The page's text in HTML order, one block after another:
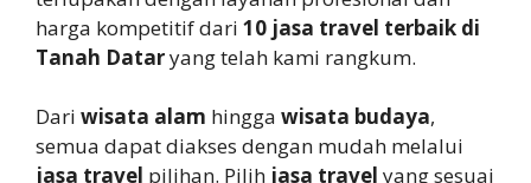
harga kompetitif dari 10 jasa travel terbaik di
Tanah Dataryang telah kami rangkum.
Dari wisata alam hingga wisata budaya,
semua dapat diakses dengan mudah melalui
jasa travel pilihan. Pilih jasa travel yang sesuai